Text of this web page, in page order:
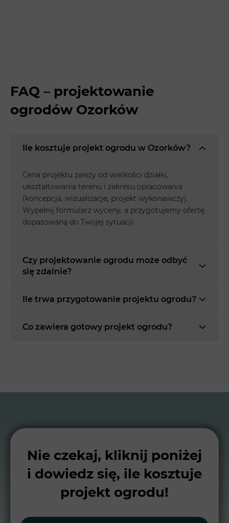
FAQ – projektowanie
ogrodów Ozorków
Ile kosztuje projekt ogrodu w Ozorków?
Cena projektu zależy od wielkości działki,
ukształtowania terenu i zakresu opracowania
(koncepcja, wizualizacje, projekt wykonawczy).
Wypełnij formularz wyceny, a przygotujemy ofertę
dopasowaną do Twojej sytuacji.
Czy projektowanie ogrodu może odbyć
się zdalnie?
Ile trwa przygotowanie projektu ogrodu?
Co zawiera gotowy projekt ogrodu?
Nie czekaj, kliknij poniżej
i dowiedz się, ile kosztuje
projekt ogrodu!